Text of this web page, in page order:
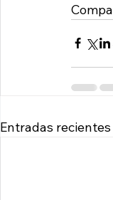
Entradas recientes